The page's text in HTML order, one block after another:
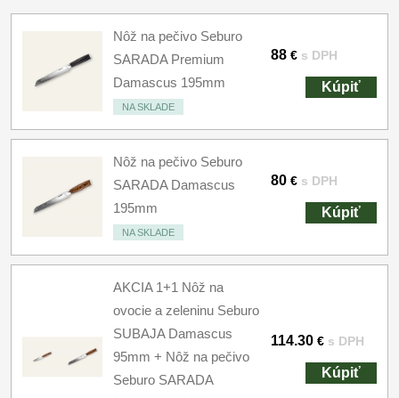
Nôž na pečivo Seburo
SARADA Premium
Damascus 195mm
NA SKLADE
88 € s DPH
Kúpiť
Nôž na pečivo Seburo
SARADA Damascus
195mm
NA SKLADE
80 € s DPH
Kúpiť
AKCIA 1+1 Nôž na
ovocie a zeleninu Seburo
SUBAJA Damascus
95mm + Nôž na pečivo
Seburo SARADA
114.30 € s DPH
Kúpiť